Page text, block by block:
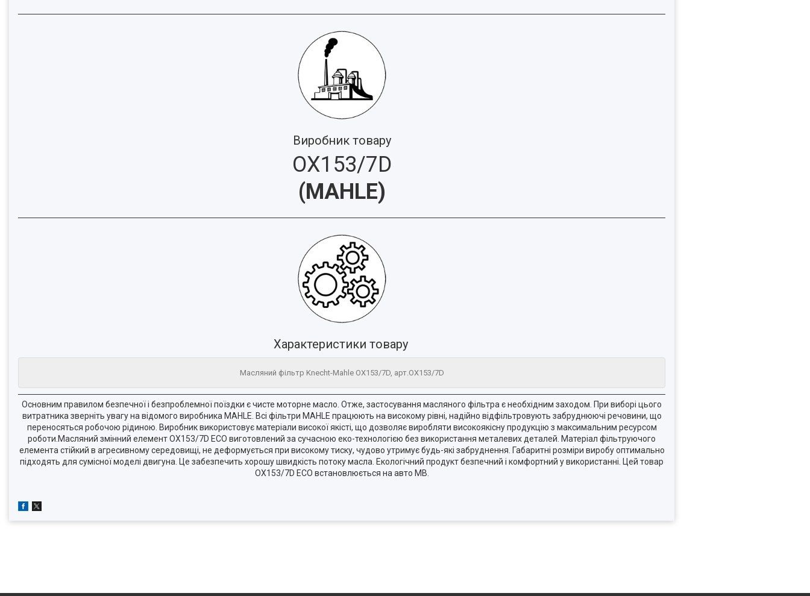
Виробник товару
OX153/7D
(MAHLE)
Характеристики товару
Масляний фільтр Knecht-Mahle OX153/7D, арт.OX153/7D
Основним правилом безпечної і безпроблемної поїздки є чисте моторне масло. Отже, застосування масляного фільтра є необхідним заходом. При виборі цього
витратника зверніть увагу на відомого виробника MAHLE. Всі фільтри MAHLE працюють на високому рівні, надійно відфільтровують забруднюючі речовини, що
переносяться робочою рідиною. Виробник використовує матеріали високої якісті, що дозволяє виробляти високоякісну продукцію з максимальним ресурсом
роботи.Масляний змінний елемент OX153/7D ECO виготовлений за сучасною еко-технологією без використання металевих деталей. Матеріал фільтруючого
елемента стійкий в агресивному середовищі, не деформується при високому тиску, чудово утримує будь-які забруднення. Габаритні розміри виробу оптимально
підходять для сумісної моделі двигуна. Це забезпечить хорошу швидкість потоку масла. Екологічний продукт безпечний і комфортний у використанні. Цей товар
OX153/7D ECO встановлюється на авто MB.